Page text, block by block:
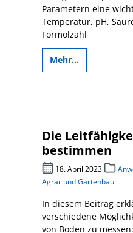
Parametern eine
Temperatur, pH,
Formolzahl
Mehr...
Die
bestimmen
18. April 2023
Agrar und Gartenbau
In diesem Beitrag
verschiedene
von Boden zu